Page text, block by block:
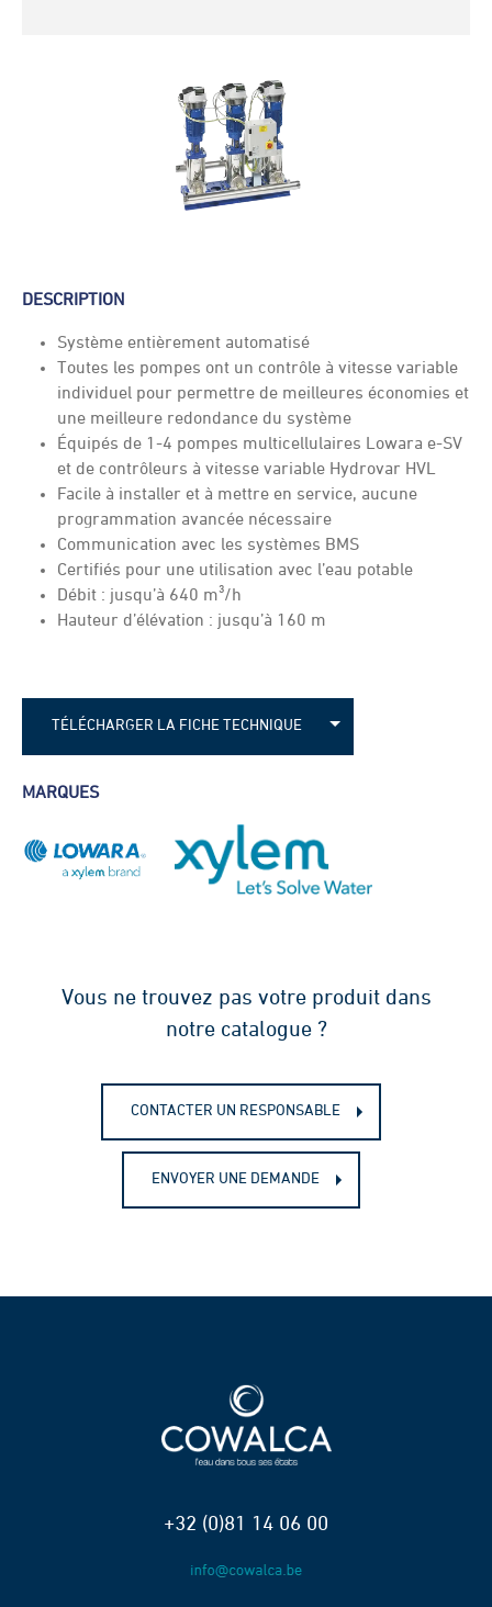
DESCRIPTION
Système entièrement automatisé
Toutes les pompes ont un contrôle à vitesse variable
individuel pour permettre de meilleures économies et
une meilleure redondance du système
Équipés de 1-4 pompes multicellulaires Lowara e-SV
et de contrôleurs à vitesse variable Hydrovar HVL
Facile à installer et à mettre en service, aucune
programmation avancée nécessaire
Communication avec les systèmes BMS
Certifiés pour une utilisation avec l’eau potable
Débit : jusqu’à 640 m³/h
Hauteur d’élévation : jusqu’à 160 m
TÉLÉCHARGER LA FICHE TECHNIQUE
MARQUES
Vous ne trouvez pas votre produit dans
notre catalogue ?
CONTACTER UN RESPONSABLE
ENVOYER UNE DEMANDE
+32 (0)81 14 06 00